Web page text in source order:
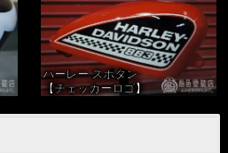
ハーレー スポタン
【チェッカーロゴ】